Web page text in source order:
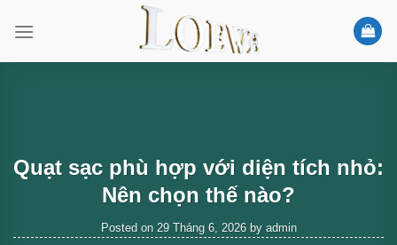
Quạt sạc phù hợp với diện tích nhỏ:
Nên chọn thế nào?
Posted on 29 Tháng 6, 2026by admin